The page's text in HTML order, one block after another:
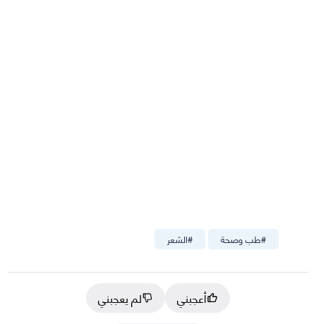
#الشعر #طب وصحة
أعجبني
لم يعجبني